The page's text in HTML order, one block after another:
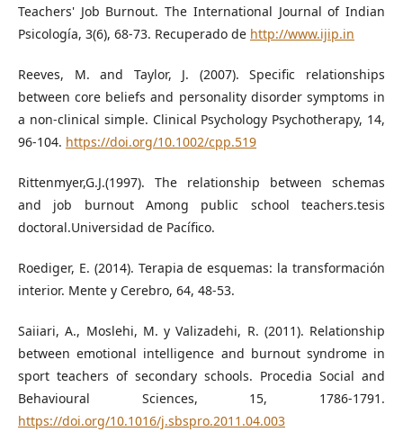
Teachers' Job Burnout. The International Journal of Indian
Psicología, 3(6), 68-73. Recuperado de http://www.ijip.in
Reeves, M. and Taylor, J. (2007). Specific relationships
between core beliefs and personality disorder symptoms in
a non‐clinical simple. Clinical Psychology Psychotherapy, 14,
96-104. https://doi.org/10.1002/cpp.519
Rittenmyer,G.J.(1997). The relationship between schemas
and job burnout Among public school teachers.tesis
doctoral.Universidad de Pacífico.
Roediger, E. (2014). Terapia de esquemas: la transformación
interior. Mente y Cerebro, 64, 48-53.
Saiiari, A., Moslehi, M. y Valizadehi, R. (2011). Relationship
between emotional intelligence and burnout syndrome in
sport teachers of secondary schools. Procedia Social and
Behavioural Sciences, 15, 1786-1791.
https://doi.org/10.1016/j.sbspro.2011.04.003